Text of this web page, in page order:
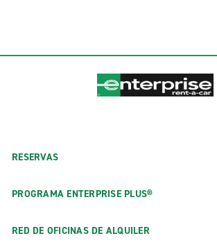
RESERVAS
PROGRAMA ENTERPRISE PLUS®
RED DE OFICINAS DE ALQUILER